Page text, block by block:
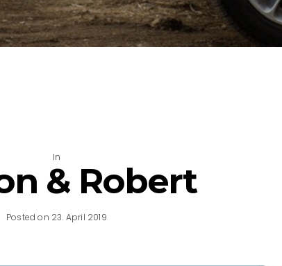
In
& Robert
Posted on 23. April 2019